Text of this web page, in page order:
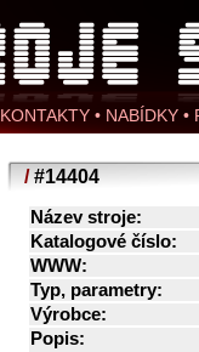
KONTAKTY • NABÍDKY •
/#14404
Název stroje:
Katalogové číslo:
WWW:
Typ, parametry:
Výrobce:
Popis: